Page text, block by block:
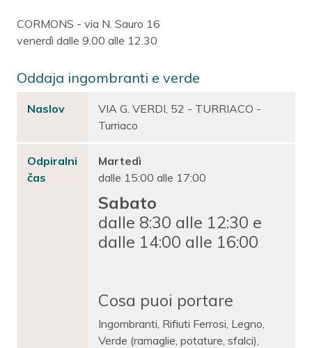
CORMONS - via N. Sauro 16
venerdì dalle 9.00 alle 12.30
Oddaja ingombranti e verde
Naslov
VIA G. VERDI, 52 - TURRIACO -
Turriaco
Odpiralni
čas
Martedì
dalle 15:00 alle 17:00
Sabato
dalle 8:30 alle 12:30 e
dalle 14:00 alle 16:00
Cosa puoi portare
Ingombranti, Rifiuti Ferrosi, Legno,
Verde (ramaglie, potature, sfalci),